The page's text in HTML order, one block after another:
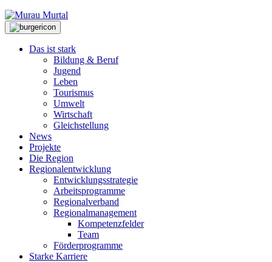
Das ist stark
Bildung & Beruf
Jugend
Leben
Tourismus
Umwelt
Wirtschaft
Gleichstellung
News
Projekte
Die Region
Regionalentwicklung
Entwicklungsstrategie
Arbeitsprogramme
Regionalverband
Regionalmanagement
Kompetenzfelder
Team
Förderprogramme
Starke Karriere